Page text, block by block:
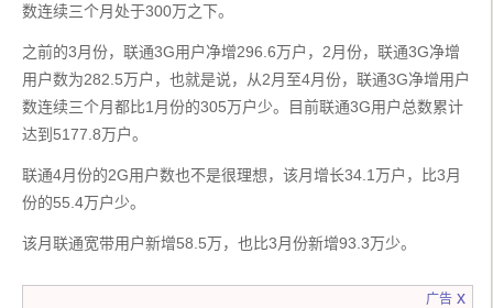
数连续三个月处于300万之下。
之前的3月份，联通3G用户净增296.6万户，2月份，联通3G净增
用户数为282.5万户，也就是说，从2月至4月份，联通3G净增用户
数连续三个月都比1月份的305万户少。目前联通3G用户总数累计
达到5177.8万户。
联通4月份的2G用户数也不是很理想，该月增长34.1万户，比3月
份的55.4万户少。
该月联通宽带用户新增58.5万，也比3月份新增93.3万少。
广告 x